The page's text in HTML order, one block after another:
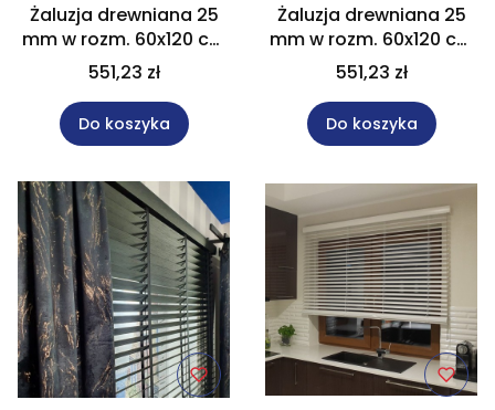
Żaluzja drewniana 25
mm w rozm. 60x120 cm
z kolekcji "Natural" Na
wymiar
551,23 zł
Do koszyka
Żaluzja drewniana 25
mm w rozm. 60x120 cm
z kolekcji "Natural" Na
wymiar
551,23 zł
Do koszyka